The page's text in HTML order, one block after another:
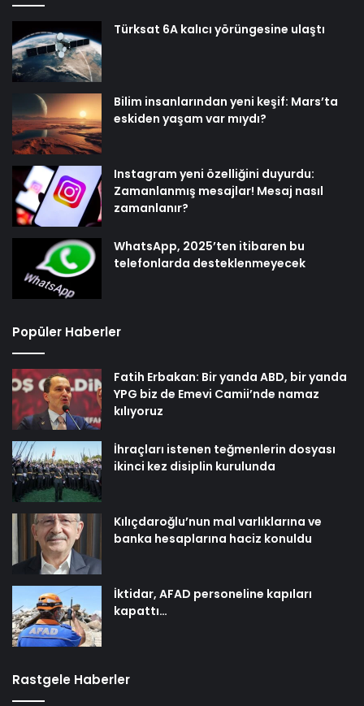
Türksat 6A kalıcı yörüngesine ulaştı
Bilim insanlarından yeni keşif: Mars’ta
eskiden yaşam var mıydı?
Instagram yeni özelliğini duyurdu:
Zamanlanmış mesajlar! Mesaj nasıl
zamanlanır?
WhatsApp, 2025’ten itibaren bu
telefonlarda desteklenmeyecek
Popüler Haberler
Fatih Erbakan: Bir yanda ABD, bir yanda
YPG biz de Emevi Camii’nde namaz
kılıyoruz
İhraçları istenen teğmenlerin dosyası
ikinci kez disiplin kurulunda
Kılıçdaroğlu’nun mal varlıklarına ve
banka hesaplarına haciz konuldu
İktidar, AFAD personeline kapıları
kapattı…
Rastgele Haberler